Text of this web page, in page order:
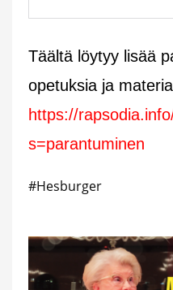
Täältä löytyy lisää
opetuksia ja
https://
s=parantuminen
#Hesburger